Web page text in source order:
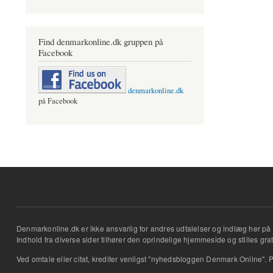
Find denmarkonline.dk gruppen på
Facebook
denmarkonline.dk
på Facebook
Denmarkonline.dk er ikke ansvarlig for andres udtalelser og indlæg her på
Indhold fra diverse sider tilhører den oprindelige hjemmeside og stilles
Ved omtale eller citat, krediter venligst "nyhedsbloggen Denmark Online".